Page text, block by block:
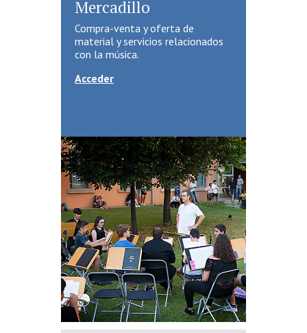
Mercadillo
Compra-venta y oferta de
material y servicios relacionados
con la música.
Acceder